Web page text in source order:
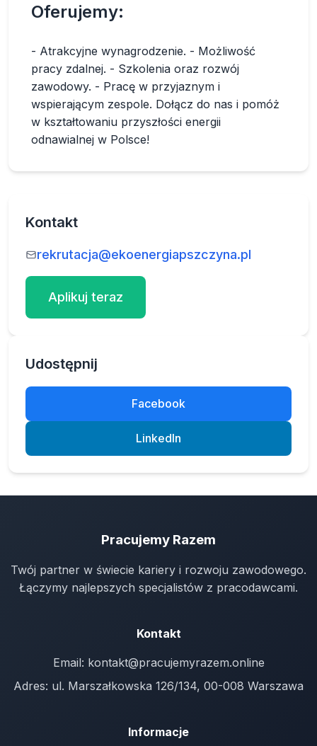
Oferujemy:
- Atrakcyjne wynagrodzenie. - Możliwość
pracy zdalnej. - Szkolenia oraz rozwój
zawodowy. - Pracę w przyjaznym i
wspierającym zespole. Dołącz do nas i pomóż
w kształtowaniu przyszłości energii
odnawialnej w Polsce!
Kontakt
rekrutacja@ekoenergiapszczyna.pl
Aplikuj teraz
Udostępnij
Facebook
LinkedIn
Pracujemy Razem
Twój partner w świecie kariery i rozwoju zawodowego.
Łączymy najlepszych specjalistów z pracodawcami.
Kontakt
Email: kontakt@pracujemyrazem.online
Adres: ul. Marszałkowska 126/134, 00-008 Warszawa
Informacje